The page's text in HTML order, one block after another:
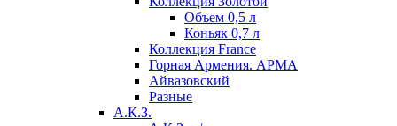
Объем 0,5 л
Коньяк 0,7 л
Коллекция France
Горная Армения. АРМА
Айвазовский
Разные
А.К.З.